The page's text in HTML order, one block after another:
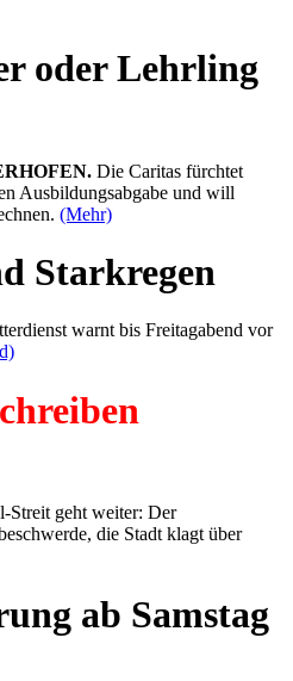
oder Lehrling
Die Caritas fürchtet
Ausbildungsabgabe und will
(Mehr)
Starkregen
warnt bis Freitagabend vor
Streit geht weiter: Der
die Stadt klagt über
ab Samstag